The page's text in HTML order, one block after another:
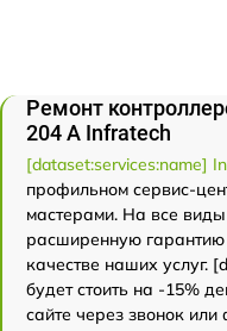
Ремонт
204 А Infratech
[dataset:services:name]
профильном сервис-
мастерами. На все
расширенную
качестве наших услуг.
будет стоить на -15%
сайте через звонок